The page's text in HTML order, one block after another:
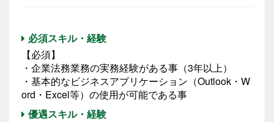
必須スキル・経験
【必須】
・企業法務業務の実務経験がある事（3年以上）
・基本的なビジネスアプリケーション（Outlook・W
ord・Excel等）の使用が可能である事
優遇スキル・経験